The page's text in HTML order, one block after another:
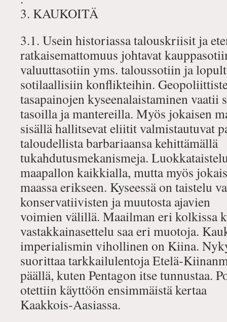
3. KAUKOITÄ
3.1. Usein historiassa talouskriisit ja
ratkaisemattomuus johtavat
valuuttasotiin yms. taloussotiin ja
sotilaallisiin konflikteihin.
tasapainojen kyseenalaistaminen
tasoilla ja mantereilla. Myös jokaisen
sisällä hallitsevat eliitit valmistautuvat
taloudellista barbariaansa kehittämällä
tukahdutusmekanismeja.
maapallon kaikkialla, mutta myös
maassa erikseen. Kyseessä on taistelu
konservatiivisten ja muutosta ajavien
voimien välillä. Maailman eri kolkissa
vastakkainasettelu saa eri muotoja.
imperialismin vihollinen on Kiina.
suorittaa tarkkailulentoja
päällä, kuten Pentagon itse tunnustaa.
otettiin käyttöön ensimmäistä kertaa
Kaakkois‐Aasiassa.